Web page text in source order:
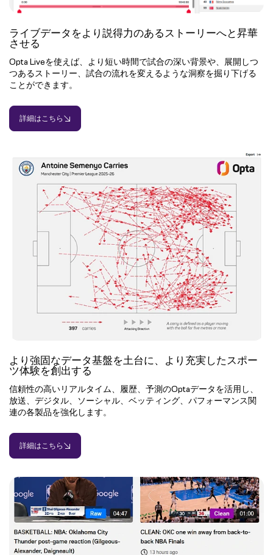
ライブデータをより説得力のあるストーリーへと昇華
させる
Opta Liveを使えば、より短い時間で試合の深い背景や、展開しつ
つあるストーリー、試合の流れを変えるような洞察を掘り下げる
ことができます。
詳細はこちら
より強固なデータ基盤を土台に、より充実したスポー
ツ体験を創出する
信頼性の高いリアルタイム、履歴、予測のOptaデータを活用し、
放送、デジタル、ソーシャル、ベッティング、パフォーマンス関
連の各製品を強化します。
詳細はこちら